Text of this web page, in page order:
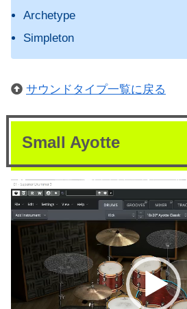
Archetype
Simpleton
サウンドタイプ一覧に戻る
Small Ayotte
動
画
プ
レ